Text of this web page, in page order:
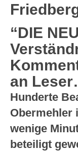
“DIE
an
Hunderte
Obermehler
wenige
beteiligt